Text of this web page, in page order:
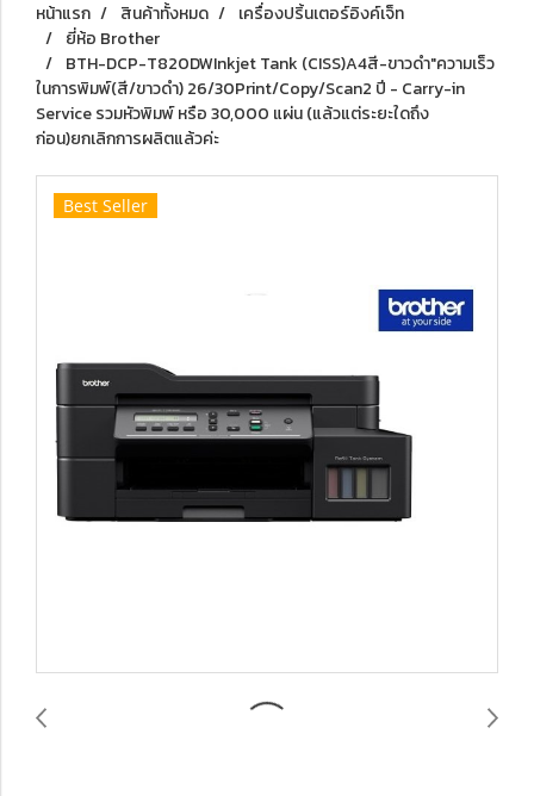
หน้าแรก สินค้าทั้งหมด
เครื่องปริ้นเตอร์อิงค์เจ็ท
ยี่ห้อ Brother
BTH-DCP-T820DWInkjet Tank (CISS)A4สี-ขาวดำ"ความเร็ว
ในการพิมพ์(สี/ขาวดำ) 26/30Print/Copy/Scan2 ปี - Carry-in
Service รวมหัวพิมพ์ หรือ 30,000 แผ่น (แล้วแต่ระยะใดถึง
ก่อน)ยกเลิกการผลิตแล้วค่ะ
Best Seller